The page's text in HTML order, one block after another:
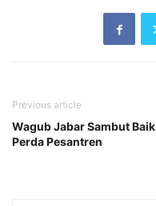
Previous article
Wagub Jabar Sambut Baik
Perda Pesantren